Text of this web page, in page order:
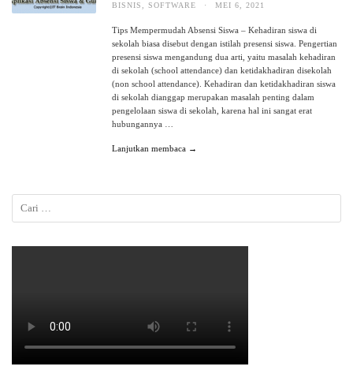
BISNIS ,SOFTWARE · MEI 6, 2021
Tips Mempermudah Absensi Siswa – Kehadiran siswa di
sekolah biasa disebut dengan istilah presensi siswa. Pengertian
presensi siswa mengandung dua arti, yaitu masalah kehadiran
di sekolah (school attendance) dan ketidakhadiran disekolah
(non school attendance). Kehadiran dan ketidakhadiran siswa
di sekolah dianggap merupakan masalah penting dalam
pengelolaan siswa di sekolah, karena hal ini sangat erat
hubungannya …
Lanjutkan membaca →